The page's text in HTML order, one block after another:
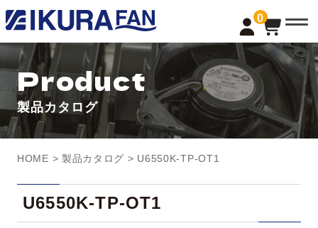
0
t
o
g
l
e
a
v
i
g
a
n
Product
製品カタログ
HOME > 製品カタログ > U6550K-TP-OT1
U6550K-TP-OT1